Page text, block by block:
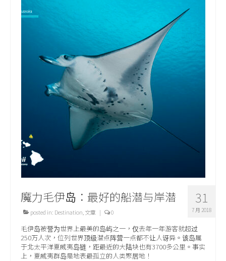
31
7 月 2018
魔力毛伊岛：最好的船潜与岸潜
posted in: Destination 文章 | 0
毛伊岛被誉为世界上最美的岛屿之一，仅去年一年游客就超过
250万人次，位列世界顶级潜点阵营一点都不让人讶异。该岛属
于北太平洋夏威夷岛链，距最近的大陆块也有3700多公里。事实
上，夏威夷群岛是地表最孤立的人类聚居地！